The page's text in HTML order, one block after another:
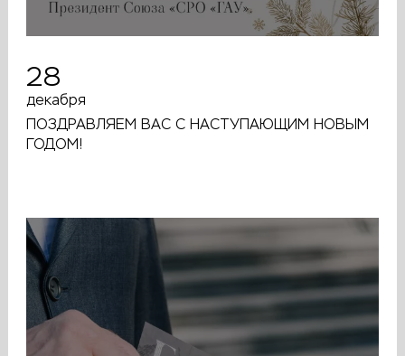
28
декабря
ПОЗДРАВЛЯЕМ ВАС С НАСТУПАЮЩИМ НОВЫМ
ГОДОМ!